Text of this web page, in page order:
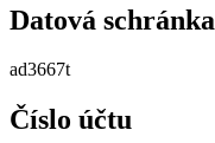
Datová schránka
ad3667t
Číslo účtu